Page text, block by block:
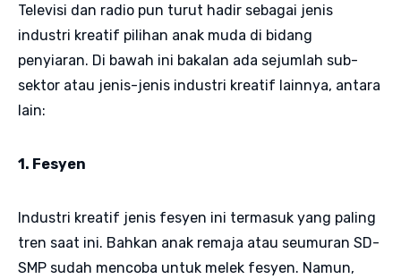
Televisi dan radio pun turut hadir sebagai jenis
industri kreatif pilihan anak muda di bidang
penyiaran. Di bawah ini bakalan ada sejumlah sub-
sektor atau jenis-jenis industri kreatif lainnya, antara
lain:
1. Fesyen
Industri kreatif jenis fesyen ini termasuk yang paling
tren saat ini. Bahkan anak remaja atau seumuran SD-
SMP sudah mencoba untuk melek fesyen. Namun,